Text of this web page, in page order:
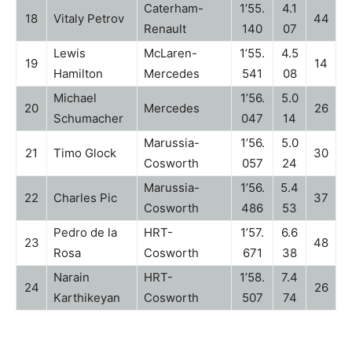
18 Vitaly Petrov
Caterham-
Renault
1’55.
140
4.1
07
44
19
Lewis
Hamilton
McLaren-
Mercedes
1’55.
541
4.5
08
14
20
Michael
Schumacher
Mercedes
1’56.
047
5.0
14
26
21 Timo Glock
Marussia-
Cosworth
1’56.
057
5.0
24
30
22 Charles Pic
Marussia-
Cosworth
1’56.
486
5.4
53
37
23
Pedro de la
Rosa
HRT-
Cosworth
1’57.
671
6.6
38
48
24
Narain
Karthikeyan
HRT-
Cosworth
1’58.
507
7.4
74
26